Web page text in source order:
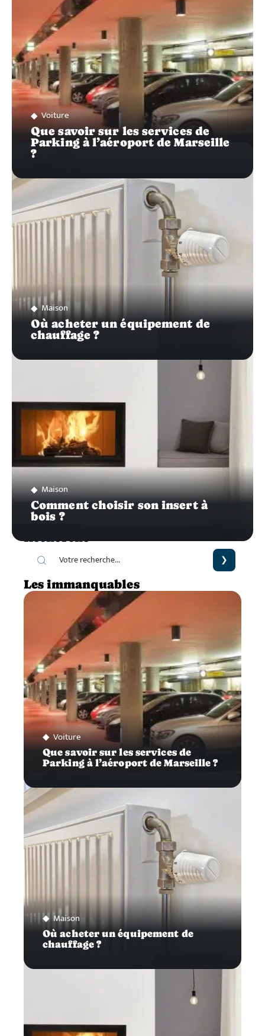
Voiture
Que savoir sur les services de
Parking à l’aéroport de Marseille
?
Maison
Où acheter un équipement de
chauffage ?
Maison
Comment choisir son insert à
bois ?
Recherche
Les immanquables
Voiture
Que savoir sur les services de
Parking à l’aéroport de Marseille ?
Maison
Où acheter un équipement de
chauffage ?